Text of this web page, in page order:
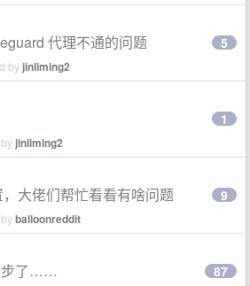
代理不通的问题
by jinliming2
5
jinliming2
1
大佬们帮忙看看有啥问题
balloonreddit
9
步了…… 87